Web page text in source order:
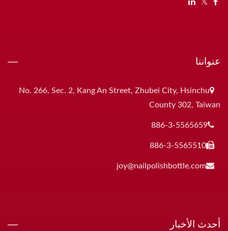
عنواننا
No. 266, Sec. 2, Kang An Street, Zhubei City, Hsinchu
County 302, Taiwan
886-3-5565659
886-3-5565510
joy@nailpolishbottle.com
أحدث الأخبار